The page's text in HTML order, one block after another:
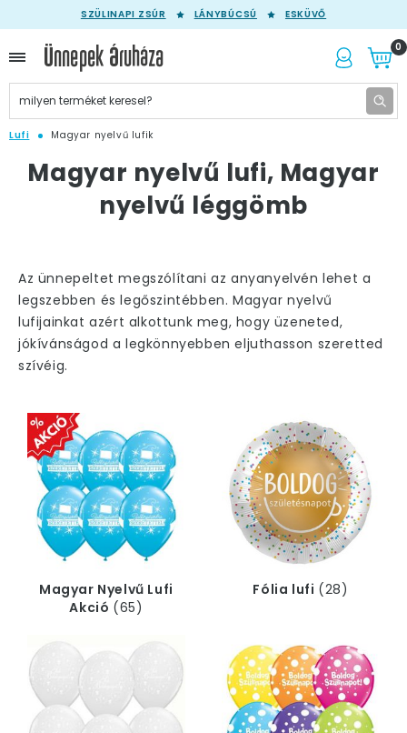
SZÜLINAPI ZSÚR LÁNYBÚCSÚ ESKÜVŐ
0
Lufi Magyar nyelvű lufik
Magyar nyelvű lufi, Magyar
nyelvű léggömb
Az ünnepeltet megszólítani az anyanyelvén lehet a
legszebben és legőszintébben. Magyar nyelvű
lufijainkat azért alkottunk meg, hogy üzeneted,
jókívánságod a legkönnyebben eljuthasson szeretted
szívéig.
Magyar Nyelvű Lufi
Akció (65)
Fólia lufi (28)